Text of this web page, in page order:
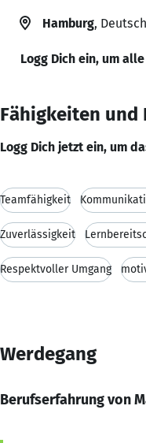
Hamburg,
Logg Dich ein, um
Fähigkeiten und
Logg Dich jetzt ein, um
Teamfähigkeit
Zuverlässigkeit
Respektvoller Umgang
Werdegang
Berufserfahrung von